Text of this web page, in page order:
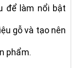
để làm nổi bật
gỗ và tạo nên
phẩm.